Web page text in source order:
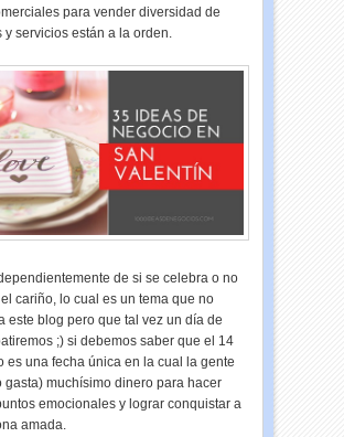
para vender diversidad de
y servicios están a la orden.
de si se celebra o no
cariño, lo cual es un tema que no
este blog pero que tal vez un día de
;) si debemos saber que el 14
es una fecha única en la cual la gente
gasta) muchísimo dinero para hacer
emocionales y lograr conquistar a
amada.